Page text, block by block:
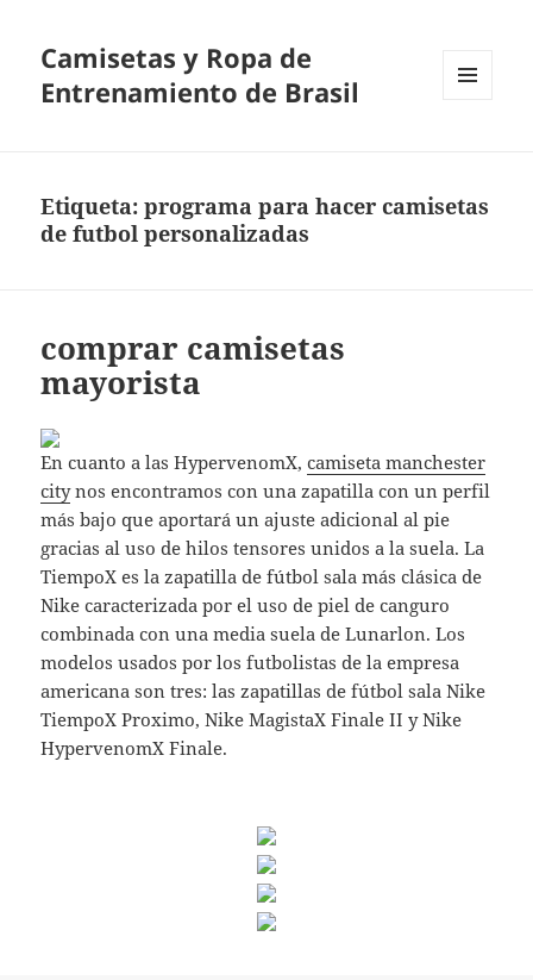
Camisetas y Ropa de
Entrenamiento de Brasil
Etiqueta:programa para hacer camisetas
de futbol personalizadas
comprar camisetas
mayorista
En cuanto a las HypervenomX,camiseta manchester
citynos encontramos con una zapatilla con un perfil
más bajo que aportará un ajuste adicional al pie
gracias al uso de hilos tensores unidos a la suela. La
TiempoX es la zapatilla de fútbol sala más clásica de
Nike caracterizada por el uso de piel de canguro
combinada con una media suela de Lunarlon. Los
modelos usados por los futbolistas de la empresa
americana son tres: las zapatillas de fútbol sala Nike
TiempoX Proximo, Nike MagistaX Finale II y Nike
HypervenomX Finale.